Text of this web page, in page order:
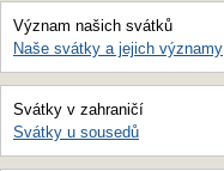
Význam našich svátků
Naše svátky a jejich významy
Svátky v zahraničí
Svátky u sousedů